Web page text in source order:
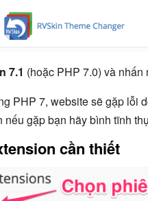
7.1 (hoặc PHP 7.0) và nhấn
PHP 7, website sẽ gặp lỗi
nếu gặp bạn hãy bình tĩnh
cần thiết